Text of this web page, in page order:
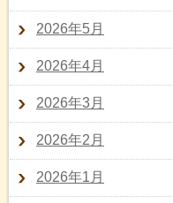
2026年5月
2026年4月
2026年3月
2026年2月
2026年1月